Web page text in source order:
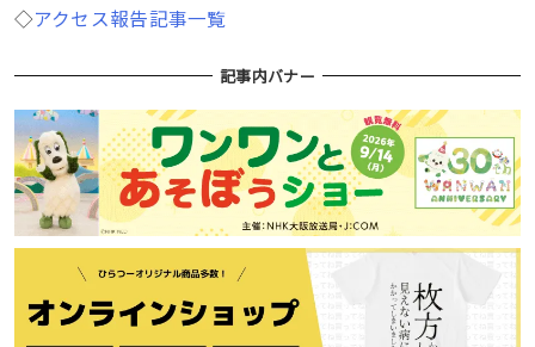
◇アクセス報告記事一覧
記事内バナー